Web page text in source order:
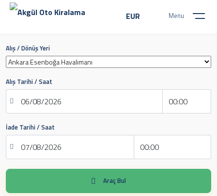
Menu
EUR
Hakkımızda
Misyon Ve Vizyon
Sıkça Sorulan Sorular
Belgelerimiz
Marka Ortaklıklarımız
Şubelerimiz
Müşteri Görüşleri
Hizmetlerimiz
SİĞORTA HİZMETLERİ
Ankara Rent a Car
Esenboğa Araba Kiralama
Ankara Havalimanı Araba Kiralama
Ankara Havalimanı Araç kiralama
Alış / Dönüş Yeri
Alış Tarihi / Saat
İade Tarihi / Saat
Araç Bul